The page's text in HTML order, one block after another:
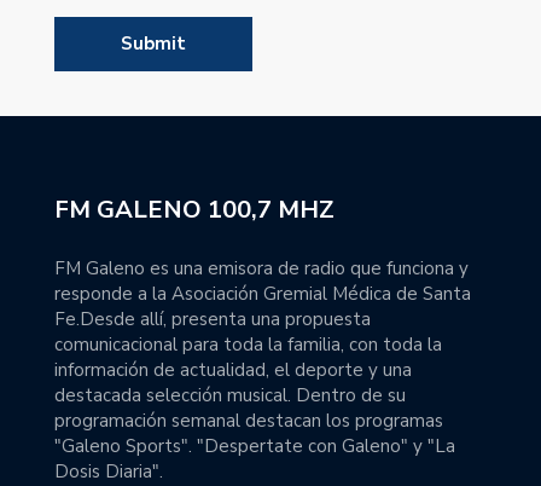
FM GALENO 100,7 MHZ
FM Galeno es una emisora de radio que funciona y
responde a la Asociación Gremial Médica de Santa
Fe.Desde allí, presenta una propuesta
comunicacional para toda la familia, con toda la
información de actualidad, el deporte y una
destacada selección musical. Dentro de su
programación semanal destacan los programas
"Galeno Sports". "Despertate con Galeno" y "La
Dosis Diaria".